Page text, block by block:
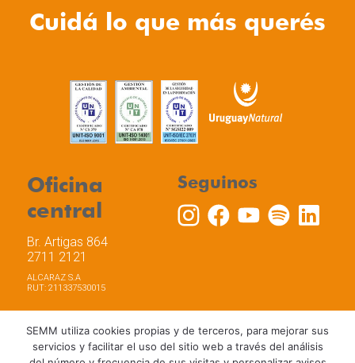
Cuidá lo que más querés
Oficina
central
Br. Artigas 864
2711 2121
ALCARAZ S.A
RUT: 211337530015
Seguinos
SEMM utiliza cookies propias y de terceros, para mejorar sus
servicios y facilitar el uso del sitio web a través del análisis